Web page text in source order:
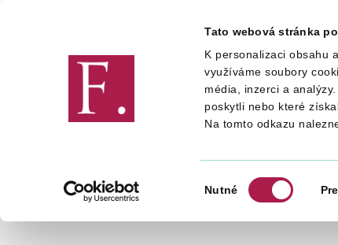
Tato webová stránka
K personalizaci obsahu
využíváme soubory
média, inzerci a
poskytli nebo které
Na tomto odkazu
souhlasu
Nutné
Finanční
ÚZEMNÍ